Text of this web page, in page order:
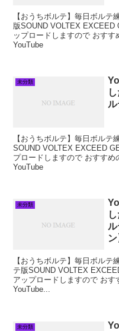
【おうちボルテ】毎日ボルテ
版SOUND VOLTEX EXCEED
ップロードしますので おすす
YouTube
未分類
【おうちボルテ】毎日ボルテ
SOUND VOLTEX EXCEED
プロードしますので おすすめ
YouTube
未分類
ン
【おうちボルテ】毎日ボル
テ版SOUND VOLTEX
アップロードしますので お
YouTube...
未分類